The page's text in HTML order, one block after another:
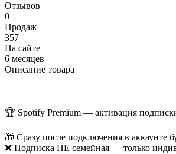
Отзывов
0
Продаж
357
На сайте
6 месяцев
Описание товара
🏆 Spotify Premium — активация
🎁 Сразу после подключения в аккаунте
❌ Подписка НЕ семейная — только